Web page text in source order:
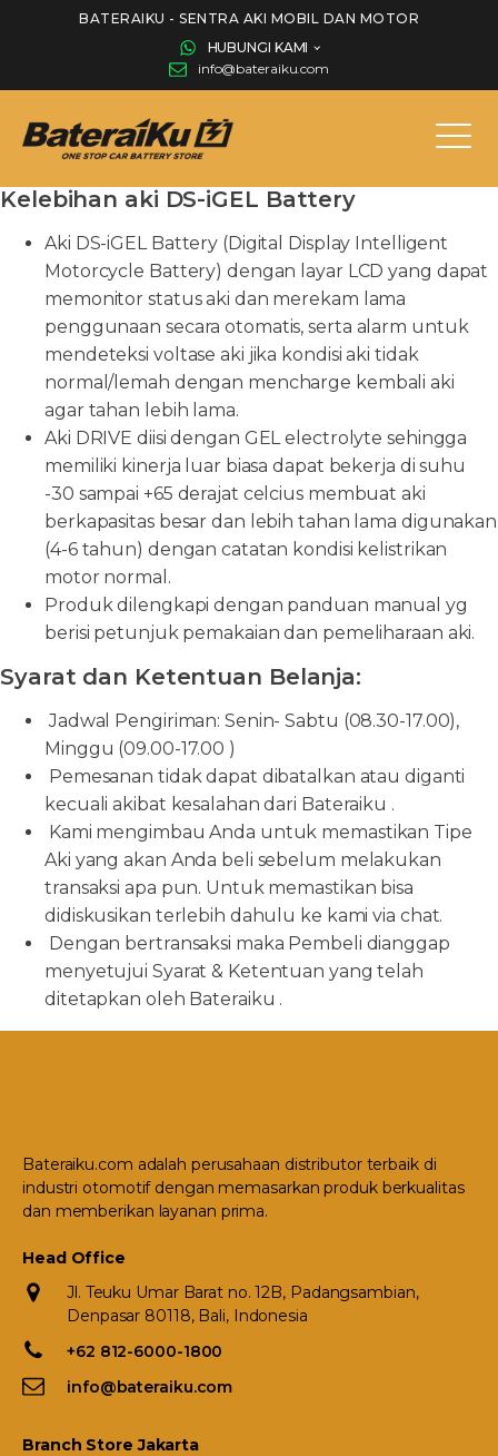
BATERAIKU - SENTRA AKI MOBIL DAN MOTOR
HUBUNGI KAMI
info@bateraiku.com
Kelebihan aki DS-iGEL Battery
Aki DS-iGEL Battery (Digital Display Intelligent
Motorcycle Battery) dengan layar LCD yang dapat
memonitor status aki dan merekam lama
penggunaan secara otomatis, serta alarm untuk
mendeteksi voltase aki jika kondisi aki tidak
normal/lemah dengan mencharge kembali aki
agar tahan lebih lama.
Aki DRIVE diisi dengan GEL electrolyte sehingga
memiliki kinerja luar biasa dapat bekerja di suhu
-30 sampai +65 derajat celcius membuat aki
berkapasitas besar dan lebih tahan lama digunakan
(4-6 tahun) dengan catatan kondisi kelistrikan
motor normal.
Produk dilengkapi dengan panduan manual yg
berisi petunjuk pemakaian dan pemeliharaan aki.
Syarat dan Ketentuan Belanja:
Jadwal Pengiriman: Senin- Sabtu (08.30-17.00),
Minggu (09.00-17.00 )
Pemesanan tidak dapat dibatalkan atau diganti
kecuali akibat kesalahan dari Bateraiku .
Kami mengimbau Anda untuk memastikan Tipe
Aki yang akan Anda beli sebelum melakukan
transaksi apa pun. Untuk memastikan bisa
didiskusikan terlebih dahulu ke kami via chat.
Dengan bertransaksi maka Pembeli dianggap
menyetujui Syarat & Ketentuan yang telah
ditetapkan oleh Bateraiku .
Bateraiku.com adalah perusahaan distributor terbaik di
industri otomotif dengan memasarkan produk berkualitas
dan memberikan layanan prima.
Head Office
Jl. Teuku Umar Barat no. 12B, Padangsambian,
Denpasar 80118, Bali, Indonesia
+62 812-6000-1800
info@bateraiku.com
Branch Store Jakarta